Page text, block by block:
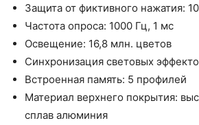
Защита от фиктивного нажатия:
Частота опроса: 1000 Гц, 1 мс
Освещение: 16,8 млн. цветов
Синхронизация световых
Встроенная память: 5 профилей
Материал верхнего покрытия:
сплав алюминия